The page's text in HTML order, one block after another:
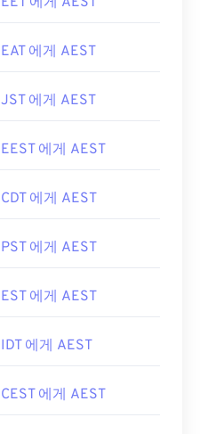
EAT 에게 AEST
JST 에게 AEST
EEST 에게 AEST
CDT 에게 AEST
PST 에게 AEST
EST 에게 AEST
IDT 에게 AEST
CEST 에게 AEST